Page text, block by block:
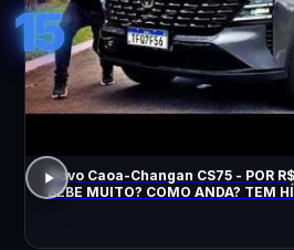
15
Novo Caoa-Changan CS75 - POR
BEBE MUITO? COMO ANDA? TEM